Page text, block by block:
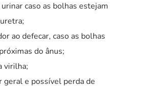
caso as bolhas estejam
ao defecar, caso as bolhas
do ânus;
virilha;
geral e possível perda de